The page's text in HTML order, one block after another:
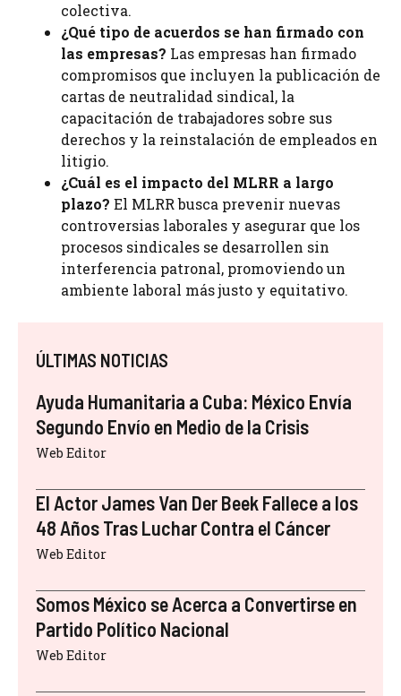
colectiva.
¿Qué tipo de acuerdos se han firmado con
las empresas? Las empresas han firmado
compromisos que incluyen la publicación de
cartas de neutralidad sindical, la
capacitación de trabajadores sobre sus
derechos y la reinstalación de empleados en
litigio.
¿Cuál es el impacto del MLRR a largo
plazo? El MLRR busca prevenir nuevas
controversias laborales y asegurar que los
procesos sindicales se desarrollen sin
interferencia patronal, promoviendo un
ambiente laboral más justo y equitativo.
ÚLTIMAS NOTICIAS
Ayuda Humanitaria a Cuba: México Envía
Segundo Envío en Medio de la Crisis
Web Editor
El Actor James Van Der Beek Fallece a los
48 Años Tras Luchar Contra el Cáncer
Web Editor
Somos México se Acerca a Convertirse en
Partido Político Nacional
Web Editor